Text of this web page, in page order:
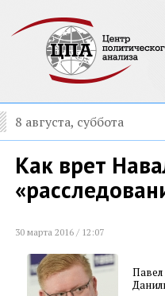
8 августа, суббота
Как врет
30 марта 2016 / 12:07
Павел